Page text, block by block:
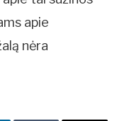
apie
nėra